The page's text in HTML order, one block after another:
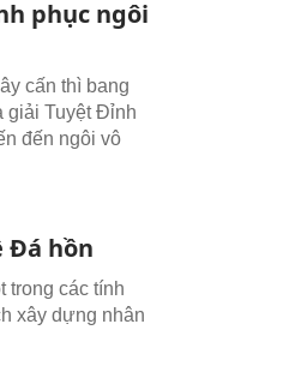
phục ngôi
cấn thì bang
giải Tuyệt Đỉnh
đến ngôi vô
Đá hồn
trong các tính
xây dựng nhân